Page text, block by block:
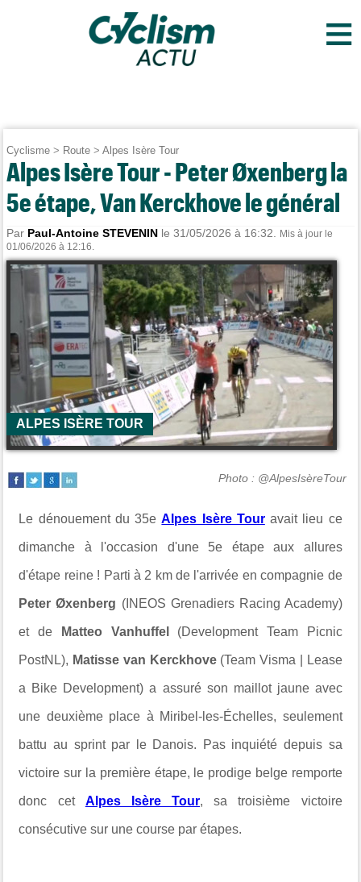
≡
Cyclisme > Route >Alpes Isère Tour
Alpes Isère Tour - Peter Øxenberg la
5e étape, Van Kerckhove le général
Par Paul-Antoine STEVENIN le 31/05/2026 à 16:32.
Mis à jour le
01/06/2026 à 12:16.
ALPES ISÈRE TOUR
Photo : @AlpesIsèreTour
Le dénouement du 35eAlpes Isère Tour avait lieu ce
dimanche à l'occasion d'une 5e étape aux allures
d'étape reine ! Parti à 2 km de l'arrivée en compagnie de
Peter Øxenberg (INEOS Grenadiers Racing Academy)
et de Matteo Vanhuffel (Development Team Picnic
PostNL), Matisse van Kerckhove (Team Visma | Lease
a Bike Development) a assuré son maillot jaune avec
une deuxième place à Miribel-les-Échelles, seulement
battu au sprint par le Danois. Pas inquiété depuis sa
victoire sur la première étape, le prodige belge remporte
donc cet Alpes Isère Tour, sa troisième victoire
consécutive sur une course par étapes.